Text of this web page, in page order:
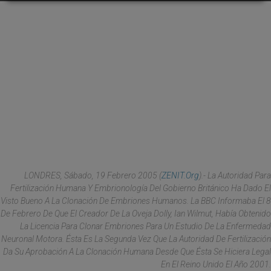
LONDRES, Sábado, 19 Febrero 2005 (ZENIT.org).- La Autoridad Para
Fertilización Humana Y Embrionología Del Gobierno Británico Ha Dado El
Visto Bueno A La Clonación De Embriones Humanos. La BBC Informaba El 8
De Febrero De Que El Creador De La Oveja Dolly, Ian Wilmut, Había Obtenido
La Licencia Para Clonar Embriones Para Un Estudio De La Enfermedad
Neuronal Motora. Ésta Es La Segunda Vez Que La Autoridad De Fertilización
Da Su Aprobación A La Clonación Humana Desde Que Ésta Se Hiciera Legal
En El Reino Unido El Año 2001.